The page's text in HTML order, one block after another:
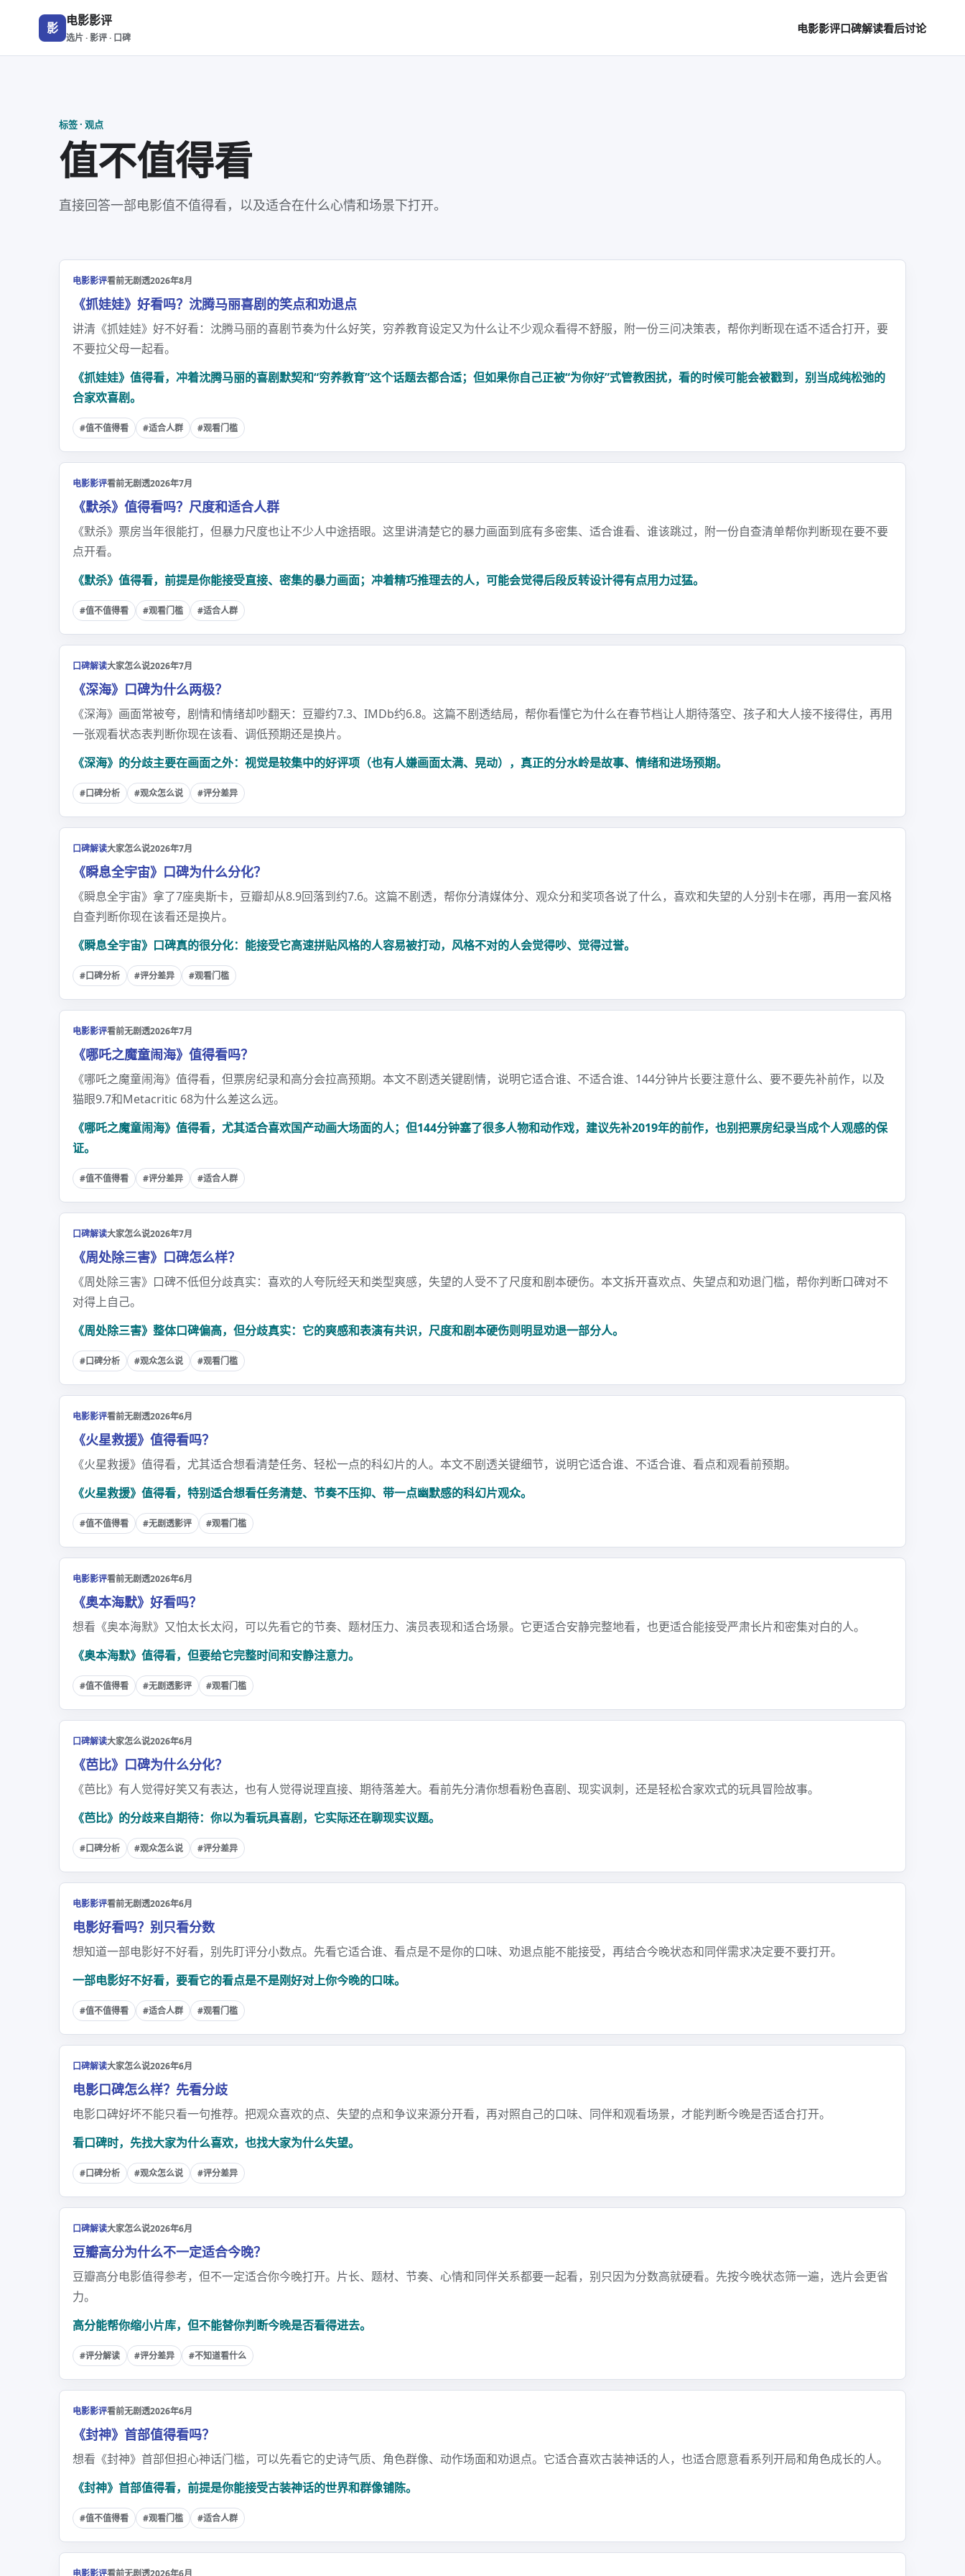
影 电影影评
选片 · 影评 · 口碑
电影影评口碑解读看后讨论
标签 · 观点
值不值得看
直接回答一部电影值不值得看，以及适合在什么心情和场景下打开。
电影影评看前无剧透2026年8月
《抓娃娃》好看吗？沈腾马丽喜剧的笑点和劝退点
讲清《抓娃娃》好不好看：沈腾马丽的喜剧节奏为什么好笑，穷养教育设定又为什么让不少观众看得不舒服，附一份三问决策表，帮你判断现在适不适合打开，要
不要拉父母一起看。
《抓娃娃》值得看，冲着沈腾马丽的喜剧默契和“穷养教育”这个话题去都合适；但如果你自己正被“为你好”式管教困扰，看的时候可能会被戳到，别当成纯松弛的
合家欢喜剧。
#值不值得看 #适合人群 #观看门槛
电影影评看前无剧透2026年7月
《默杀》值得看吗？尺度和适合人群
《默杀》票房当年很能打，但暴力尺度也让不少人中途捂眼。这里讲清楚它的暴力画面到底有多密集、适合谁看、谁该跳过，附一份自查清单帮你判断现在要不要
点开看。
《默杀》值得看，前提是你能接受直接、密集的暴力画面；冲着精巧推理去的人，可能会觉得后段反转设计得有点用力过猛。
#值不值得看 #观看门槛 #适合人群
口碑解读大家怎么说2026年7月
《深海》口碑为什么两极？
《深海》画面常被夸，剧情和情绪却吵翻天：豆瓣约7.3、IMDb约6.8。这篇不剧透结局，帮你看懂它为什么在春节档让人期待落空、孩子和大人接不接得住，再用
一张观看状态表判断你现在该看、调低预期还是换片。
《深海》的分歧主要在画面之外：视觉是较集中的好评项（也有人嫌画面太满、晃动），真正的分水岭是故事、情绪和进场预期。
#口碑分析 #观众怎么说 #评分差异
口碑解读大家怎么说2026年7月
《瞬息全宇宙》口碑为什么分化？
《瞬息全宇宙》拿了7座奥斯卡，豆瓣却从8.9回落到约7.6。这篇不剧透，帮你分清媒体分、观众分和奖项各说了什么，喜欢和失望的人分别卡在哪，再用一套风格
自查判断你现在该看还是换片。
《瞬息全宇宙》口碑真的很分化：能接受它高速拼贴风格的人容易被打动，风格不对的人会觉得吵、觉得过誉。
#口碑分析 #评分差异 #观看门槛
电影影评看前无剧透2026年7月
《哪吒之魔童闹海》值得看吗？
《哪吒之魔童闹海》值得看，但票房纪录和高分会拉高预期。本文不剧透关键剧情，说明它适合谁、不适合谁、144分钟片长要注意什么、要不要先补前作，以及
猫眼9.7和Metacritic 68为什么差这么远。
《哪吒之魔童闹海》值得看，尤其适合喜欢国产动画大场面的人；但144分钟塞了很多人物和动作戏，建议先补2019年的前作，也别把票房纪录当成个人观感的保
证。
#值不值得看 #评分差异 #适合人群
口碑解读大家怎么说2026年7月
《周处除三害》口碑怎么样？
《周处除三害》口碑不低但分歧真实：喜欢的人夸阮经天和类型爽感，失望的人受不了尺度和剧本硬伤。本文拆开喜欢点、失望点和劝退门槛，帮你判断口碑对不
对得上自己。
《周处除三害》整体口碑偏高，但分歧真实：它的爽感和表演有共识，尺度和剧本硬伤则明显劝退一部分人。
#口碑分析 #观众怎么说 #观看门槛
电影影评看前无剧透2026年6月
《火星救援》值得看吗？
《火星救援》值得看，尤其适合想看清楚任务、轻松一点的科幻片的人。本文不剧透关键细节，说明它适合谁、不适合谁、看点和观看前预期。
《火星救援》值得看，特别适合想看任务清楚、节奏不压抑、带一点幽默感的科幻片观众。
#值不值得看 #无剧透影评 #观看门槛
电影影评看前无剧透2026年6月
《奥本海默》好看吗？
想看《奥本海默》又怕太长太闷，可以先看它的节奏、题材压力、演员表现和适合场景。它更适合安静完整地看，也更适合能接受严肃长片和密集对白的人。
《奥本海默》值得看，但要给它完整时间和安静注意力。
#值不值得看 #无剧透影评 #观看门槛
口碑解读大家怎么说2026年6月
《芭比》口碑为什么分化？
《芭比》有人觉得好笑又有表达，也有人觉得说理直接、期待落差大。看前先分清你想看粉色喜剧、现实讽刺，还是轻松合家欢式的玩具冒险故事。
《芭比》的分歧来自期待：你以为看玩具喜剧，它实际还在聊现实议题。
#口碑分析 #观众怎么说 #评分差异
电影影评看前无剧透2026年6月
电影好看吗？别只看分数
想知道一部电影好不好看，别先盯评分小数点。先看它适合谁、看点是不是你的口味、劝退点能不能接受，再结合今晚状态和同伴需求决定要不要打开。
一部电影好不好看，要看它的看点是不是刚好对上你今晚的口味。
#值不值得看 #适合人群 #观看门槛
口碑解读大家怎么说2026年6月
电影口碑怎么样？先看分歧
电影口碑好坏不能只看一句推荐。把观众喜欢的点、失望的点和争议来源分开看，再对照自己的口味、同伴和观看场景，才能判断今晚是否适合打开。
看口碑时，先找大家为什么喜欢，也找大家为什么失望。
#口碑分析 #观众怎么说 #评分差异
口碑解读大家怎么说2026年6月
豆瓣高分为什么不一定适合今晚？
豆瓣高分电影值得参考，但不一定适合你今晚打开。片长、题材、节奏、心情和同伴关系都要一起看，别只因为分数高就硬看。先按今晚状态筛一遍，选片会更省
力。
高分能帮你缩小片库，但不能替你判断今晚是否看得进去。
#评分解读 #评分差异 #不知道看什么
电影影评看前无剧透2026年6月
《封神》首部值得看吗？
想看《封神》首部但担心神话门槛，可以先看它的史诗气质、角色群像、动作场面和劝退点。它适合喜欢古装神话的人，也适合愿意看系列开局和角色成长的人。
《封神》首部值得看，前提是你能接受古装神话的世界和群像铺陈。
#值不值得看 #观看门槛 #适合人群
电影影评看前无剧透2026年6月